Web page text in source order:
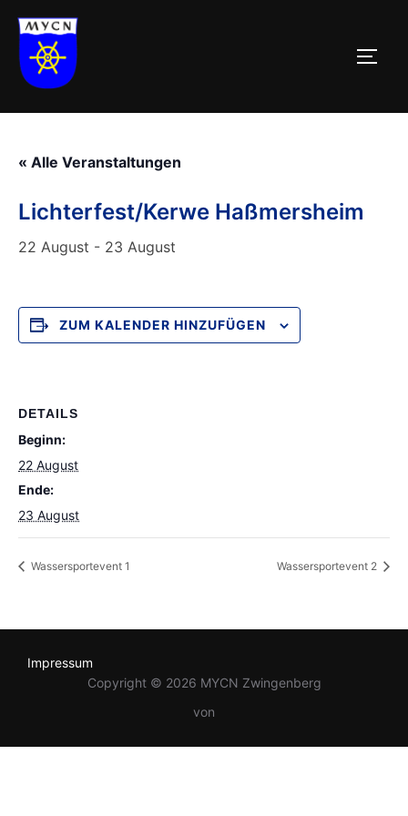
Inhalt
springen
« Alle Veranstaltungen
Lichterfest/Kerwe Haßmersheim
22 August - 23 August
ZUM KALENDER HINZUFÜGEN
DETAILS
Beginn:
22 August
Ende:
23 August
Wassersportevent 1 Wassersportevent 2
Impressum
Copyright © 2026 MYCN Zwingenberg
von